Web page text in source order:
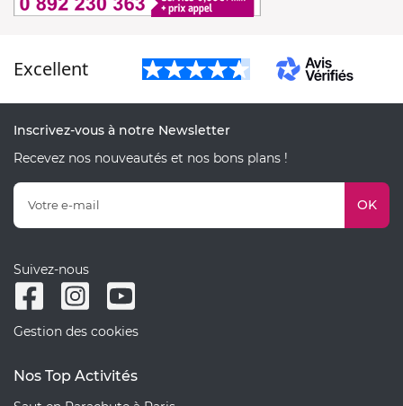
Excellent
Inscrivez-vous à notre Newsletter
Recevez nos nouveautés et nos bons plans !
OK
Suivez-nous
Gestion des cookies
Nos Top Activités